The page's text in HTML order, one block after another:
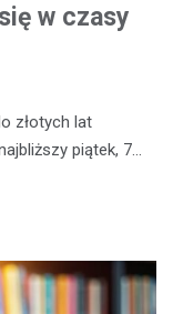
w czasy
złotych lat
piątek, 7…